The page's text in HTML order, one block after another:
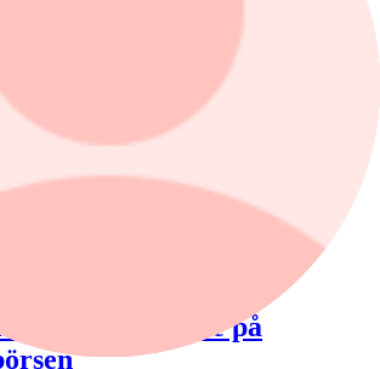
banktung portfölj
styrt nästan halva SEB Swedish Value Fund
har varit ett vinnande drag. Fonden har slagit
och på längre sikt. Samtidigt har förvaltaren
två stora maktbolag - Investor och
och förlorare på